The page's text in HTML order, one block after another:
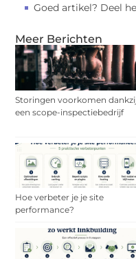
Goed artikel? Deel
Meer Berichten
Storingen voorkomen
een scope-inspectiebedrijf
Hoe verbeter je je site
performance?